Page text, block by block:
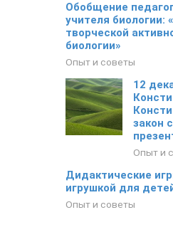
Обобщение
учителя биологии:
творческой
биологии»
Опыт и советы
12
закон
Опыт и
Дидактические
игрушкой для
Опыт и советы